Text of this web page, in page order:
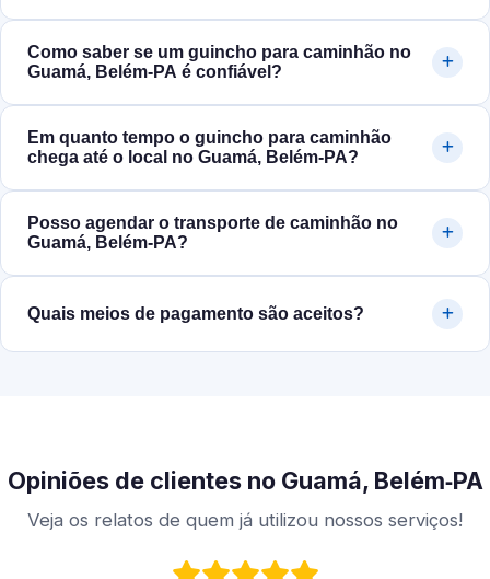
Como saber se um guincho para caminhão no
Guamá, Belém‑PA é confiável?
Em quanto tempo o guincho para caminhão
chega até o local no Guamá, Belém‑PA?
Posso agendar o transporte de caminhão no
Guamá, Belém‑PA?
Quais meios de pagamento são aceitos?
Opiniões de clientes no Guamá, Belém‑PA
Veja os relatos de quem já utilizou nossos serviços!